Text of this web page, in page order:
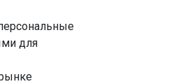
для